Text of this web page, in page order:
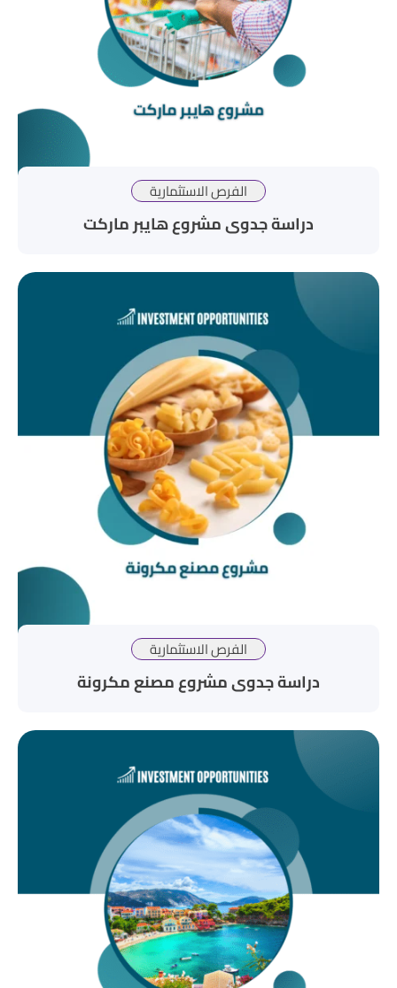
الفرص الاستثمارية
دراسة جدوى مشروع هايبر ماركت
الفرص الاستثمارية
دراسة جدوى مشروع مصنع مكرونة